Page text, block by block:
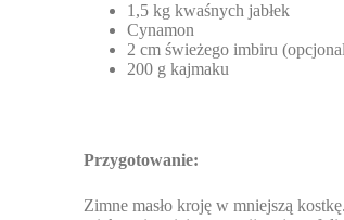
1,5 kg kwaśnych jabłek
Cynamon
2 cm świeżego imbiru
200 g kajmaku
Przygotowanie:
Zimne masło kroję w mniejszą